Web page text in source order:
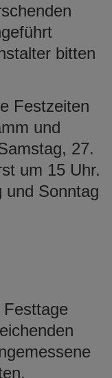
bitten
Festzeiten
und
27.
um 15 Uhr.
und Sonntag